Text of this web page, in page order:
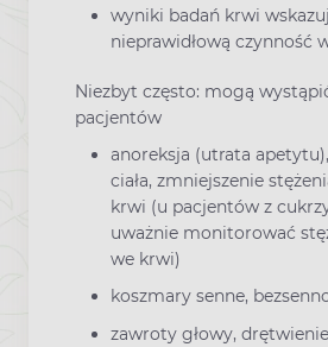
wyniki badań krwi
nieprawidłową czynność
Niezbyt często: mogą
pacjentów
anoreksja (utrata
ciała, zmniejszenie
krwi (u pacjentów z
uważnie monitorować
we krwi)
koszmary senne,
zawroty głowy,